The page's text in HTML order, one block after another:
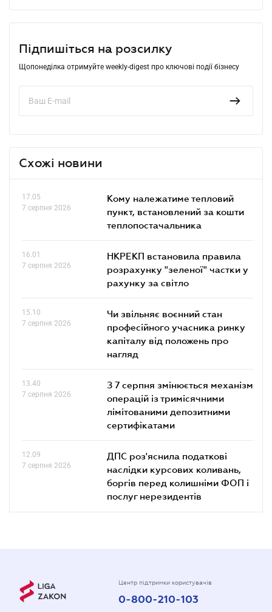
Підпишіться на розсилку
Щопонеділка отримуйте weekly-digest про ключові події бізнесу
Схожі новини
17.05
7 серпня 2026
Кому належатиме тепловий
пункт, встановлений за кошти
теплопостачальника
16.01
7 серпня 2026
НКРЕКП встановила правила
розрахунку "зеленої" частки у
рахунку за світло
15.10
7 серпня 2026
Чи звільняє воєнний стан
професійного учасника ринку
капіталу від положень про
нагляд
13.40
7 серпня 2026
З 7 серпня змінюється механізм
операцій із тримісячними
лімітованими депозитними
сертифікатами
12.09
7 серпня 2026
ДПС роз'яснила податкові
наслідки курсових коливань,
боргів перед колишніми ФОП і
послуг нерезидентів
Центр підтримки користувачів
0-800-210-103